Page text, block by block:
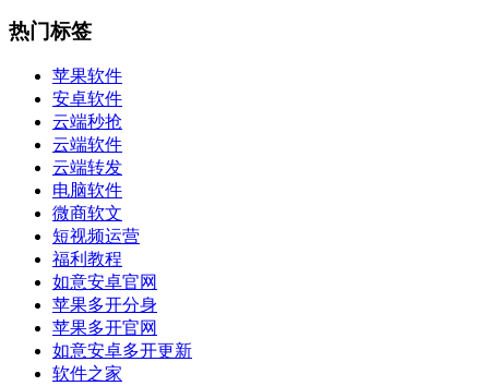
热门标签
苹果软件
安卓软件
云端秒抢
云端软件
云端转发
电脑软件
微商软文
短视频运营
福利教程
如意安卓官网
苹果多开分身
苹果多开官网
如意安卓多开更新
软件之家